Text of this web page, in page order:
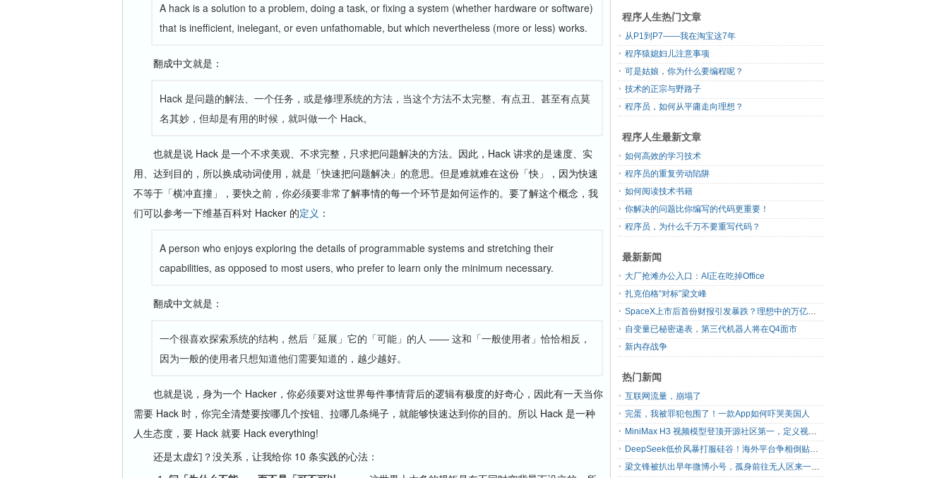
A hack is a solution to a problem, doing a task, or fixing a system (whether hardware or software)
that is inefficient, inelegant, or even unfathomable, but which nevertheless (more or less) works.
翻成中文就是：
Hack 是问题的解法、一个任务，或是修理系统的方法，当这个方法不太完整、有点丑、甚至有点莫
名其妙，但却是有用的时候，就叫做一个 Hack。
也就是说 Hack 是一个不求美观、不求完整，只求把问题解决的方法。因此，Hack 讲求的是速度、实
用、达到目的，所以换成动词使用，就是「快速把问题解决」的意思。但是难就难在这份「快」，因为快速
不等于「横冲直撞」，要快之前，你必须要非常了解事情的每一个环节是如何运作的。要了解这个概念，我
们可以参考一下维基百科对 Hacker 的定义 ：
A person who enjoys exploring the details of programmable systems and stretching their
capabilities, as opposed to most users, who prefer to learn only the minimum necessary.
翻成中文就是：
一个很喜欢探索系统的结构，然后「延展」它的「可能」的人 —— 这和「一般使用者」恰恰相反，
因为一般的使用者只想知道他们需要知道的，越少越好。
也就是说，身为一个 Hacker，你必须要对这世界每件事情背后的逻辑有极度的好奇心，因此有一天当你
需要 Hack 时，你完全清楚要按哪几个按钮、拉哪几条绳子，就能够快速达到你的目的。所以 Hack 是一种
人生态度，要 Hack 就要 Hack everything!
还是太虚幻？没关系，让我给你 10 条实践的心法：
程序人生热门文章
从P1到P7——我在淘宝这7年
程序猿媳妇儿注意事项
可是姑娘，你为什么要编程呢？
技术的正宗与野路子
程序员，如何从平庸走向理想？
程序人生最新文章
如何高效的学习技术
程序员的重复劳动陷阱
如何阅读技术书籍
你解决的问题比你编写的代码更重要！
程序员，为什么千万不要重写代码？
最新新闻
大厂抢滩办公入口：AI正在吃掉Office
扎克伯格“对标”梁文峰
SpaceX上市后首份财报引发暴跌？理想中的万亿营收太空AI公司，正在靠地面AI云挣钱
自变量已秘密递表，第三代机器人将在Q4面市
新内存战争
热门新闻
互联网流量，崩塌了
完蛋，我被罪犯包围了！一款App如何吓哭美国人
MiniMax H3 视频模型登顶开源社区第一，定义视频模型领域“斩杀线”
DeepSeek低价风暴打服硅谷！海外平台争相倒贴V4 Flash
梁文锋被扒出早年微博小号，孤身前往无人区来一场相当 deep 的 seek 旅行